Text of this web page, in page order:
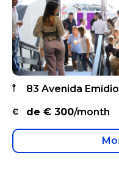
83 Avenida
de € 300/month